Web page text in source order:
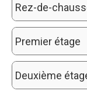
Rez-de-
Premier étage
Deuxième